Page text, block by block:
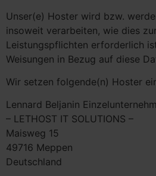
Unser(e) Hoster wird bzw.
insoweit verarbeiten, wie dies
Leistungspflichten erforderlich
Weisungen in Bezug auf diese
Wir setzen folgende(n) Hoster
Lennard Beljanin
– LETHOST IT SOLUTIONS –
Maisweg 15
49716 Meppen
Deutschland